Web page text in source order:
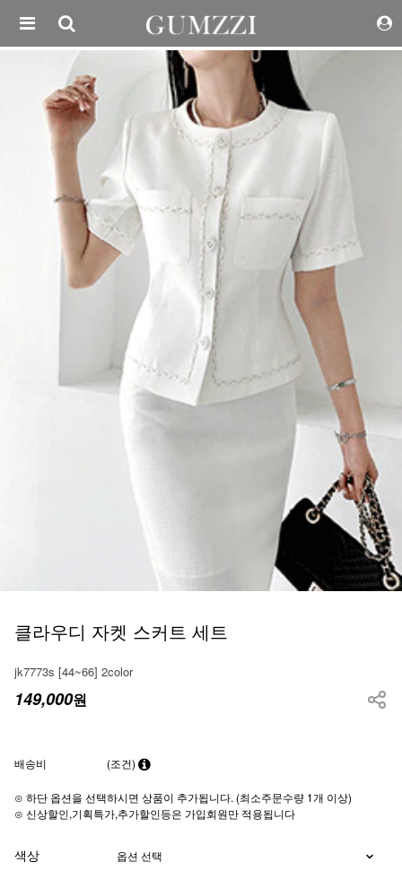
클라우디 자켓 스커트 세트
jk7773s [44~66] 2color
149,000원
배송비 (조건)
⊙ 하단 옵션을 선택하시면 상품이 추가됩니다. (최소주문수량 1개 이상)
⊙ 신상할인,기획특가,추가할인등은 가입회원만 적용됩니다
색상